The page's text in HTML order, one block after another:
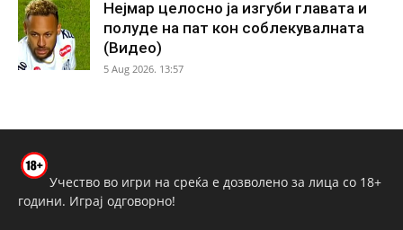
Нејмар целосно ја изгуби главата и
полуде на пат кон соблекувалната
(Видео)
5 Aug 2026. 13:57
Учество во игри на среќа е дозволено за лица со 18+
години. Играј одговорно!